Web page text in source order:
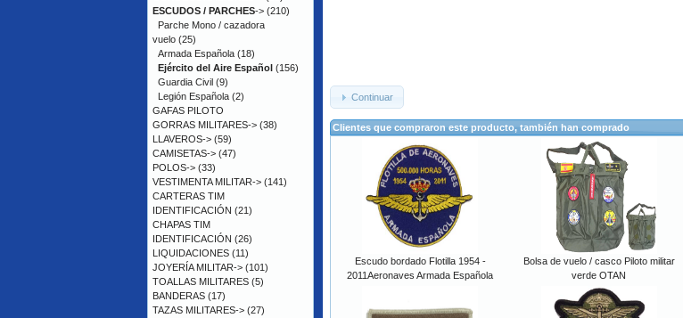
Continuar
Clientes que compraron este producto, también han comprado
Escudo bordado Flotilla 1954 -
2011Aeronaves Armada Española
Bolsa de vuelo / casco Piloto militar
verde OTAN
ESCUDOS / PARCHES-> (210)
Parche Mono / cazadora
vuelo (25)
Armada Española (18)
Ejército del Aire Español (156)
Guardia Civil (9)
Legión Española (2)
GAFAS PILOTO
GORRAS MILITARES-> (38)
LLAVEROS-> (59)
CAMISETAS-> (47)
POLOS-> (33)
VESTIMENTA MILITAR-> (141)
CARTERAS TIM
IDENTIFICACIÓN (21)
CHAPAS TIM
IDENTIFICACIÓN (26)
LIQUIDACIONES (11)
JOYERÍA MILITAR-> (101)
TOALLAS MILITARES (5)
BANDERAS (17)
TAZAS MILITARES-> (27)